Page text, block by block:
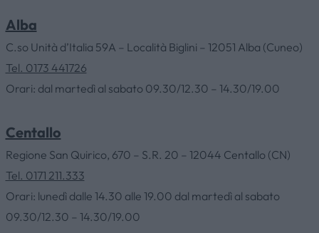
HOME
AZIENDA
Alba
C.so Unità d’Italia 59A – Località Biglini – 12051 Alba (Cuneo)
Tel. 0173 441726
Orari: dal martedì al sabato 09.30/12.30 – 14.30/19.00
Centallo
Regione San Quirico, 670 – S.R. 20 – 12044 Centallo (CN)
Tel. 0171 211.333
Orari: lunedì dalle 14.30 alle 19.00 dal martedì al sabato
09.30/12.30 – 14.30/19.00